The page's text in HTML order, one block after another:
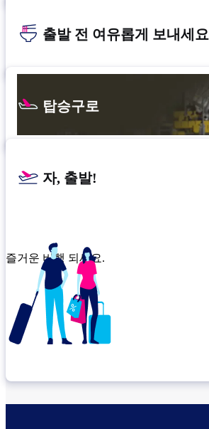
출발 전 여유롭게 보내세요
탑승구로
자, 출발!
즐거운 비행 되세요.